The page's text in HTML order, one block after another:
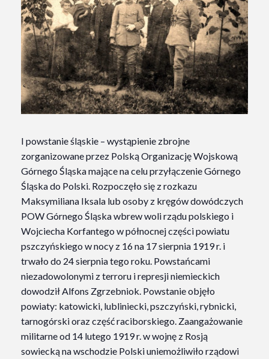
I powstanie śląskie – wystąpienie zbrojne
zorganizowane przez Polską Organizację Wojskową
Górnego Śląska mające na celu przyłączenie Górnego
Śląska do Polski. Rozpoczęło się z rozkazu
Maksymiliana Iksala lub osoby z kręgów dowódczych
POW Górnego Śląska wbrew woli rządu polskiego i
Wojciecha Korfantego w północnej części powiatu
pszczyńskiego w nocy z 16 na 17 sierpnia 1919 r. i
trwało do 24 sierpnia tego roku. Powstańcami
niezadowolonymi z terroru i represji niemieckich
dowodził Alfons Zgrzebniok. Powstanie objęło
powiaty: katowicki, lubliniecki, pszczyński, rybnicki,
tarnogórski oraz część raciborskiego. Zaangażowanie
militarne od 14 lutego 1919 r. w wojnę z Rosją
sowiecką na wschodzie Polski uniemożliwiło rządowi